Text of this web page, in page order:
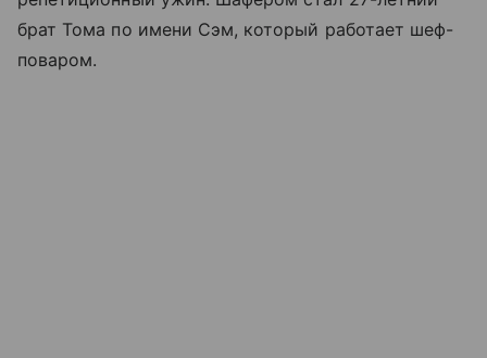
брат Тома по имени Сэм, который работает шеф-
поваром.